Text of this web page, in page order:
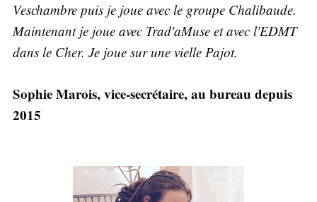
Veschambre puis je joue avec le groupe Chalibaude.
Maintenant je joue avec Trad'aMuse et avec l'EDMT
dans le Cher. Je joue sur une vielle Pajot.
Sophie Marois, vice-secrétaire, au bureau depuis
2015